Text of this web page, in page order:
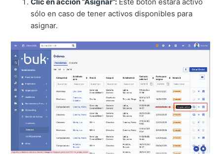
sólo en caso de tener activos disponibles para
asignar.